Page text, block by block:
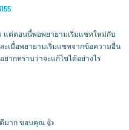
แต่ตอนนี้พอพยายามเริ่มแชทใหม่กับ
ะเมื่อพยายามเริ่มแชทจากข้อความอื่น
ากทราบว่าจะแก้ไขได้อย่างไร
มาก ขอบคุณ 👍